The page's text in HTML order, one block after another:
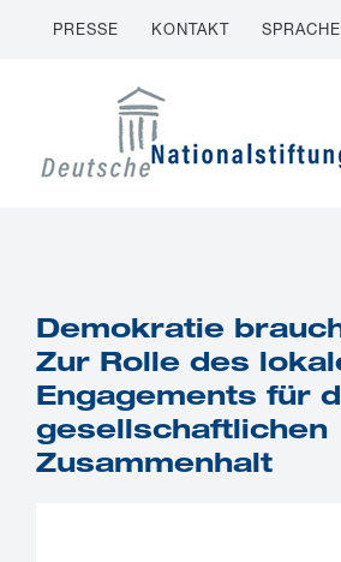
PRESSE KONTAKT SPRACHE
Demokratie
Zur Rolle des
Engagements für
gesellschaftlichen
Zusammenhalt